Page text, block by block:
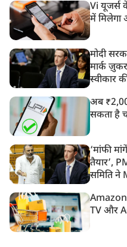
Vi यूजर्स
में मिलेगा
मोदी
मार्क
स्वीकार
अब
सकता है
‘मांफी
तैयार’,
समिति ने
TV और